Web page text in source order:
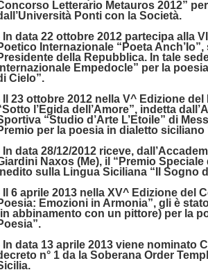
Letterario Metauros 2012”
Ponti con la Società.
In data 22 ottobre 2012 partecipa alla
Internazionale “Poeta
della Repubblica. In tale
Internazionale Empedocle” per la
Cielo”.
Il 23 ottobre 2012 nella V^ Edizione
l’Egida dell’Amore”, indetta
“Studio d’Arte L’Etoile” di
per la poesia in dialetto siciliano
In data 28/12/2012 riceve,
Naxos (Me), il “Premio
sulla Lingua Siciliana “Il Sogno
Il 6 aprile 2013 nella XV^ Edizione del
Emozioni in Armonia”, gli è
abbinamento con un pittore) per la
In data 13 aprile 2013 viene nominato
n° 1 da la Soberana Order